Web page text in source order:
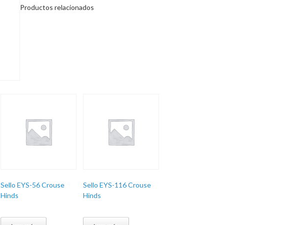
Productos relacionados
Sello EYS-56 Crouse
Hinds
Sello EYS-116 Crouse
Hinds